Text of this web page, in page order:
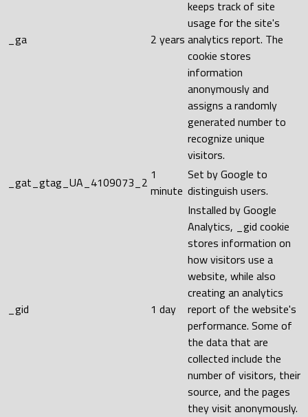
_ga 2 years
keeps track of site
usage for the site's
analytics report. The
cookie stores
information
anonymously and
assigns a randomly
generated number to
recognize unique
visitors.
_gat_gtag_UA_4109073_2 1
minute
Set by Google to
distinguish users.
_gid 1 day
Installed by Google
Analytics, _gid cookie
stores information on
how visitors use a
website, while also
creating an analytics
report of the website's
performance. Some of
the data that are
collected include the
number of visitors, their
source, and the pages
they visit anonymously.